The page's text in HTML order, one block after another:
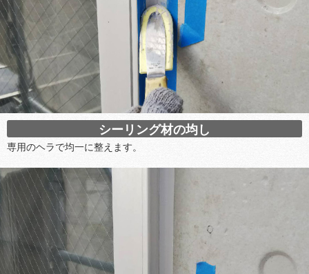
シーリング材の均し
専用のヘラで均一に整えます。